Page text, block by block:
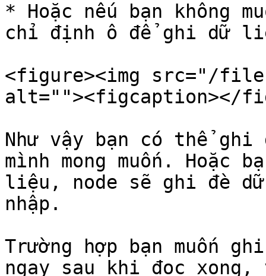
* Hoặc nếu bạn không
chỉ định ô để ghi dữ
<figure><img src="/
alt=""><figcaption></
Như vậy bạn có thể
mình mong muốn. Hoặc
liệu, node sẽ ghi đè
nhập.
Trường hợp bạn muốn
ngay sau khi đọc xong,